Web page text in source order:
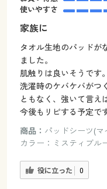
使いやすさ
家族に
タオル生地のパッドが
ました。
肌触りは良いそうです。
洗濯時のケバケバがつ
ともなく、強いて言え
今後もリピする予定です
商品： パッドシーツ(
カラー：ミスティブル
役に立った 0